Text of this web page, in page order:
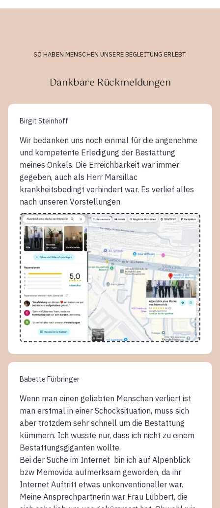
SO HABEN MENSCHEN UNSERE BEGLEITUNG ERLEBT.
Dankbare Rückmeldungen
Birgit Steinhoff
Wir bedanken uns noch einmal für die angenehme
und kompetente Erledigung der Bestattung
meines Onkels. Die Erreichbarkeit war immer
gegeben, auch als Herr Marsillac
krankheitsbedingt verhindert war. Es verlief alles
nach unseren Vorstellungen.
Babette Fürbringer
Wenn man einen geliebten Menschen verliert ist
man erstmal in einer Schocksituation, muss sich
aber trotzdem sehr schnell um die Bestattung
kümmern. Ich wusste nur, dass ich nicht zu einem
Bestattungsgiganten wollte.
Bei der Suche im Internet bin ich auf Alpenblick
bzw Memovida aufmerksam geworden, da ihr
Internet Auftritt etwas unkonventioneller war.
Meine Ansprechpartnerin war Frau Lübbert, die